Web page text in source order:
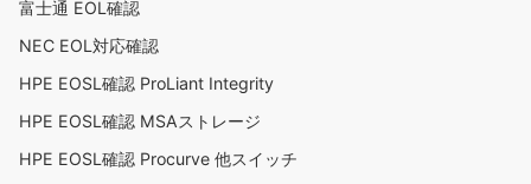
富士通 EOL確認
NEC EOL対応確認
HPE EOSL確認 ProLiant Integrity
HPE EOSL確認 MSAストレージ
HPE EOSL確認 Procurve 他スイッチ